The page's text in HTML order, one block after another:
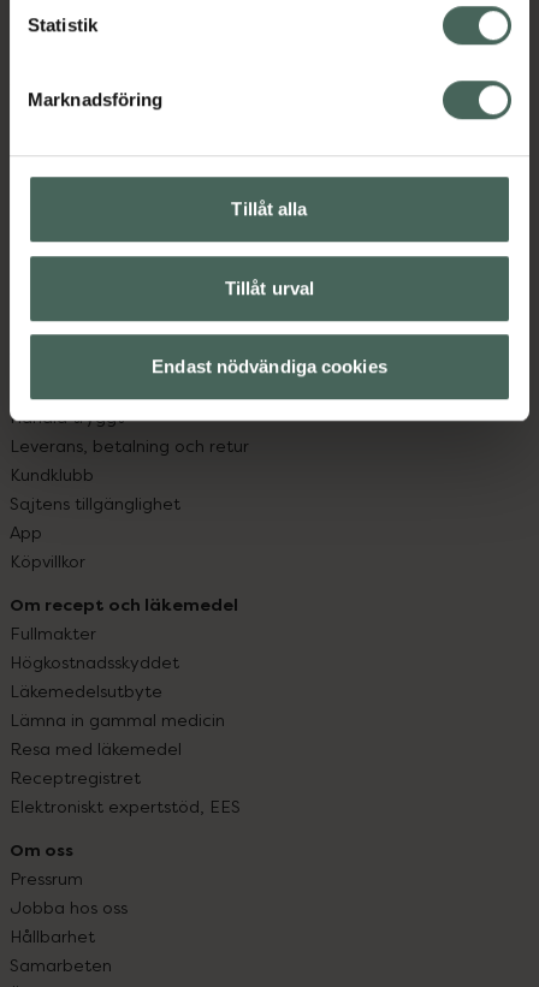
Statistik
Marknadsföring
Tillåt alla
Tillåt urval
Endast nödvändiga cookies
Kronans Apotek finns här för dig. Du hittar oss från Skåne i
datorn. Oavsett vem du är så är det vårt uppdrag att
hjälpa just dig att må lite bättre. Välkommen att prata
med oss.
Kontakta oss
Handla tryggt
Leverans, betalning och retur
Kundklubb
Sajtens tillgänglighet
App
Köpvillkor
Om recept och läkemedel
Fullmakter
Högkostnadsskyddet
Läkemedelsutbyte
Lämna in gammal medicin
Resa med läkemedel
Receptregistret
Elektroniskt expertstöd, EES
Om oss
Pressrum
Jobba hos oss
Hållbarhet
Samarbeten